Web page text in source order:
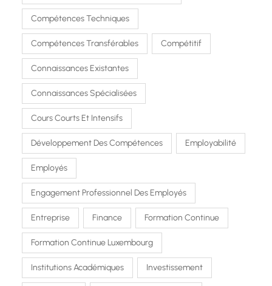
Compétences Techniques
Compétences Transférables Compétitif
Connaissances Existantes
Connaissances Spécialisées
Cours Courts Et Intensifs
Développement Des Compétences Employabilité
Employés
Engagement Professionnel Des Employés
Entreprise Finance Formation Continue
Formation Continue Luxembourg
Institutions Académiques Investissement